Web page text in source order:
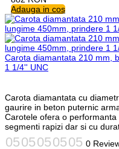
Adauga in cos
Carota diamantata 210 mm,
1 1/4'' UNC
Carota diamantata cu
gaurire in beton puternic
Carotele ofera o
segmenti rapizi dar si cu
0